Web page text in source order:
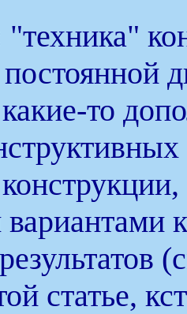
"техника"
то
статье,